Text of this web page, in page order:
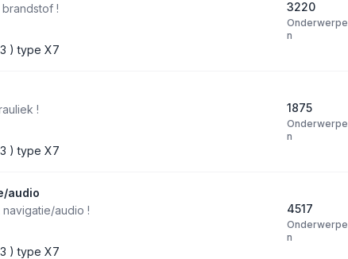
!
) type X7
3220
Onderwerpe
n
!
) type X7
1875
Onderwerpe
n
audio
navigatie/audio !
) type X7
4517
Onderwerpe
n